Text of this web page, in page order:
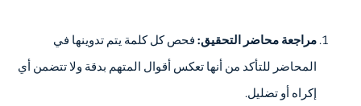
مراجعة محاضر التحقيق: فحص كل كلمة يتم تدوينها في
المحاضر للتأكد من أنها تعكس أقوال المتهم بدقة ولا تتضمن أي
إكراه أو تضليل.